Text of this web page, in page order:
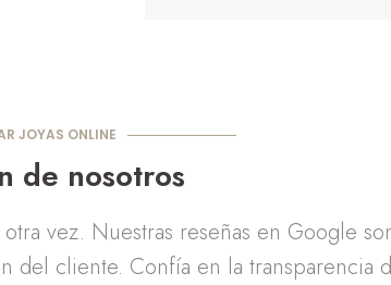
JOYAS ONLINE
de nosotros
vez. Nuestras reseñas en Google
del cliente. Confía en la transparencia